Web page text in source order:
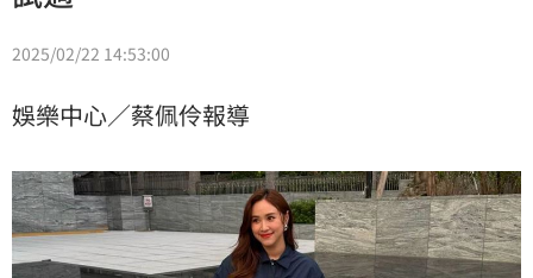
2025/02/22 14:53:00
娛樂中心／蔡佩伶報導